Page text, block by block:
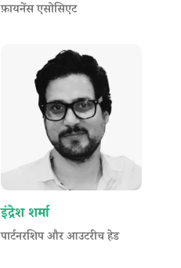
फ़ायनेंस एसोसिएट
इंद्रेश शर्मा
पार्टनरशिप और आउटरीच हेड